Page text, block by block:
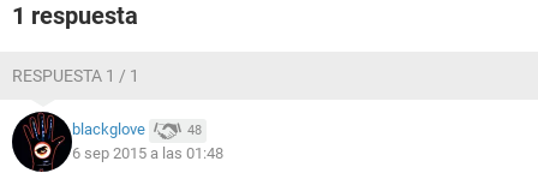
1 respuesta
RESPUESTA 1 / 1
blackglove 48
6 sep 2015 a las 01:48